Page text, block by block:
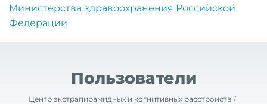
Министерства здравоохранения Российской
Федерации
Пользователи
Центр экстрапирамидных и когнитивных расстройств